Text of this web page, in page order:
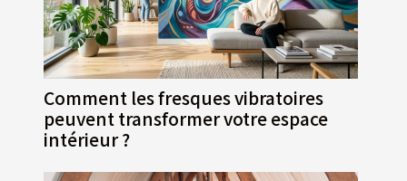
Comment les fresques vibratoires
peuvent transformer votre espace
intérieur ?